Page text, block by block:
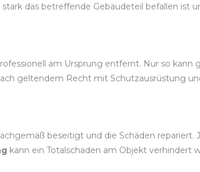
das betreffende Gebäudeteil befallen ist
am Ursprung entfernt. Nur so
geltendem Recht mit Schutzausrüstung
beseitigt und die Schäden
kann ein Totalschaden am Objekt verhindert